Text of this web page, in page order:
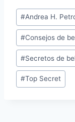
Post
Tags:
#Andrea H.
#Consejos de
#Secretos de
#Top Secret